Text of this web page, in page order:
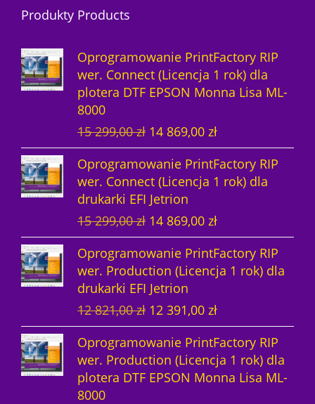
w ó
w
u
t
ó
w
k
t
Produkty Products
Oprogramowanie PrintFactory RIP
wer. Connect (Licencja 1 rok) dla
plotera DTF EPSON Monna Lisa ML-
8000
15 299,00zł P
i
e
r
w
o
t
n
a
c
e
n
a
w
y
14 869,00 złA
k
t
u
l
n
a
c
n
a
w
y
n
Oprogramowanie PrintFactory RIP
wer. Connect (Licencja 1 rok) dla
drukarki EFI Jetrion
15 299,00zł P
i
e
r
w
o
t
n
a
c
14 869,00 złA
k
t
u
l
n
a
c
e
Oprogramowanie PrintFactory RIP
wer. Production (Licencja 1 rok) dla
drukarki EFI Jetrion
12 821,00zł P
i
e
r
w
12 391,00 złA
k
t
u
a
Oprogramowanie PrintFactory RIP
wer. Production (Licencja 1 rok) dla
plotera DTF EPSON Monna Lisa ML-
8000